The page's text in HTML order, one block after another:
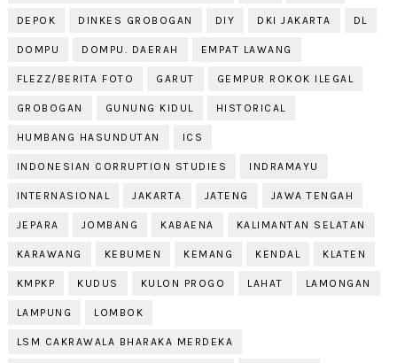
DEPOK DINKES GROBOGAN DIY DKI JAKARTA DL
DOMPU DOMPU. DAERAH EMPAT LAWANG
FLEZZ/BERITA FOTO GARUT GEMPUR ROKOK ILEGAL
GROBOGAN GUNUNG KIDUL HISTORICAL
HUMBANG HASUNDUTAN ICS
INDONESIAN CORRUPTION STUDIES INDRAMAYU
INTERNASIONAL JAKARTA JATENG JAWA TENGAH
JEPARA JOMBANG KABAENA KALIMANTAN SELATAN
KARAWANG KEBUMEN KEMANG KENDAL KLATEN
KMPKP KUDUS KULON PROGO LAHAT LAMONGAN
LAMPUNG LOMBOK
LSM CAKRAWALA BHARAKA MERDEKA